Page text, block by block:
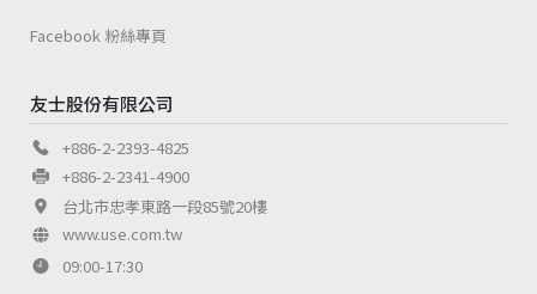
友士股份有限公司
+886-2-2393-4825
+886-2-2341-4900
台北市忠孝東路一段85號20樓
www.use.com.tw
09:00-17:30
Facebook 粉絲專頁